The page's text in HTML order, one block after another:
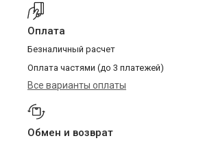
Оплата
Безналичный расчет
Оплата частями (до 3 платежей)
Все варианты оплаты
Обмен и возврат